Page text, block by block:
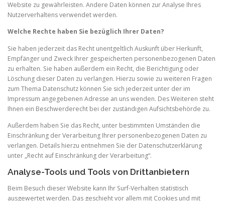
Website zu gewährleisten. Andere Daten können zur Analyse Ihres
Nutzerverhaltens verwendet werden.
Welche Rechte haben Sie bezüglich Ihrer Daten?
Sie haben jederzeit das Recht unentgeltlich Auskunft über Herkunft,
Empfänger und Zweck Ihrer gespeicherten personenbezogenen Daten
zu erhalten. Sie haben außerdem ein Recht, die Berichtigung oder
Löschung dieser Daten zu verlangen. Hierzu sowie zu weiteren Fragen
zum Thema Datenschutz können Sie sich jederzeit unter der im
Impressum angegebenen Adresse an uns wenden. Des Weiteren steht
Ihnen ein Beschwerderecht bei der zuständigen Aufsichtsbehörde zu.
Außerdem haben Sie das Recht, unter bestimmten Umständen die
Einschränkung der Verarbeitung Ihrer personenbezogenen Daten zu
verlangen. Details hierzu entnehmen Sie der Datenschutzerklärung
unter „Recht auf Einschränkung der Verarbeitung“.
Analyse-Tools und Tools von Drittanbietern
Beim Besuch dieser Website kann Ihr Surf-Verhalten statistisch
ausgewertet werden. Das geschieht vor allem mit Cookies und mit